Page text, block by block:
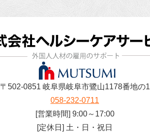
〒502-0851 岐阜県岐阜市鷺山1178番地の1
058-232-0711
[営業時間] 9:00～17:00
[定休日] 土・日・祝日